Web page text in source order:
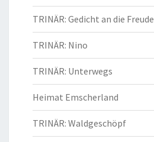
TRINÄR: Gedicht an die Freude
TRINÄR: Nino
TRINÄR: Unterwegs
Heimat Emscherland
TRINÄR: Waldgeschöpf